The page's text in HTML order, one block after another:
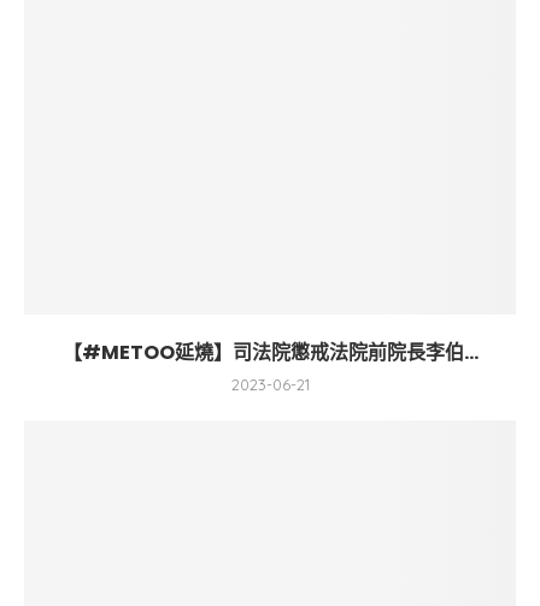
【#METOO延燒】司法院懲戒法院前院長李伯...
2023-06-21